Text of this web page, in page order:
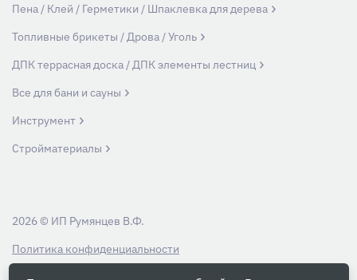
Пена / Клей / Герметики / Шпаклевка для дерева
Топливные брикеты / Дрова / Уголь
ДПК террасная доска / ДПК элементы лестниц
Все для бани и сауны
Инструмент
Стройматериалы
Политика конфиденциальности
2026 © ИП Румянцев В.Ф.